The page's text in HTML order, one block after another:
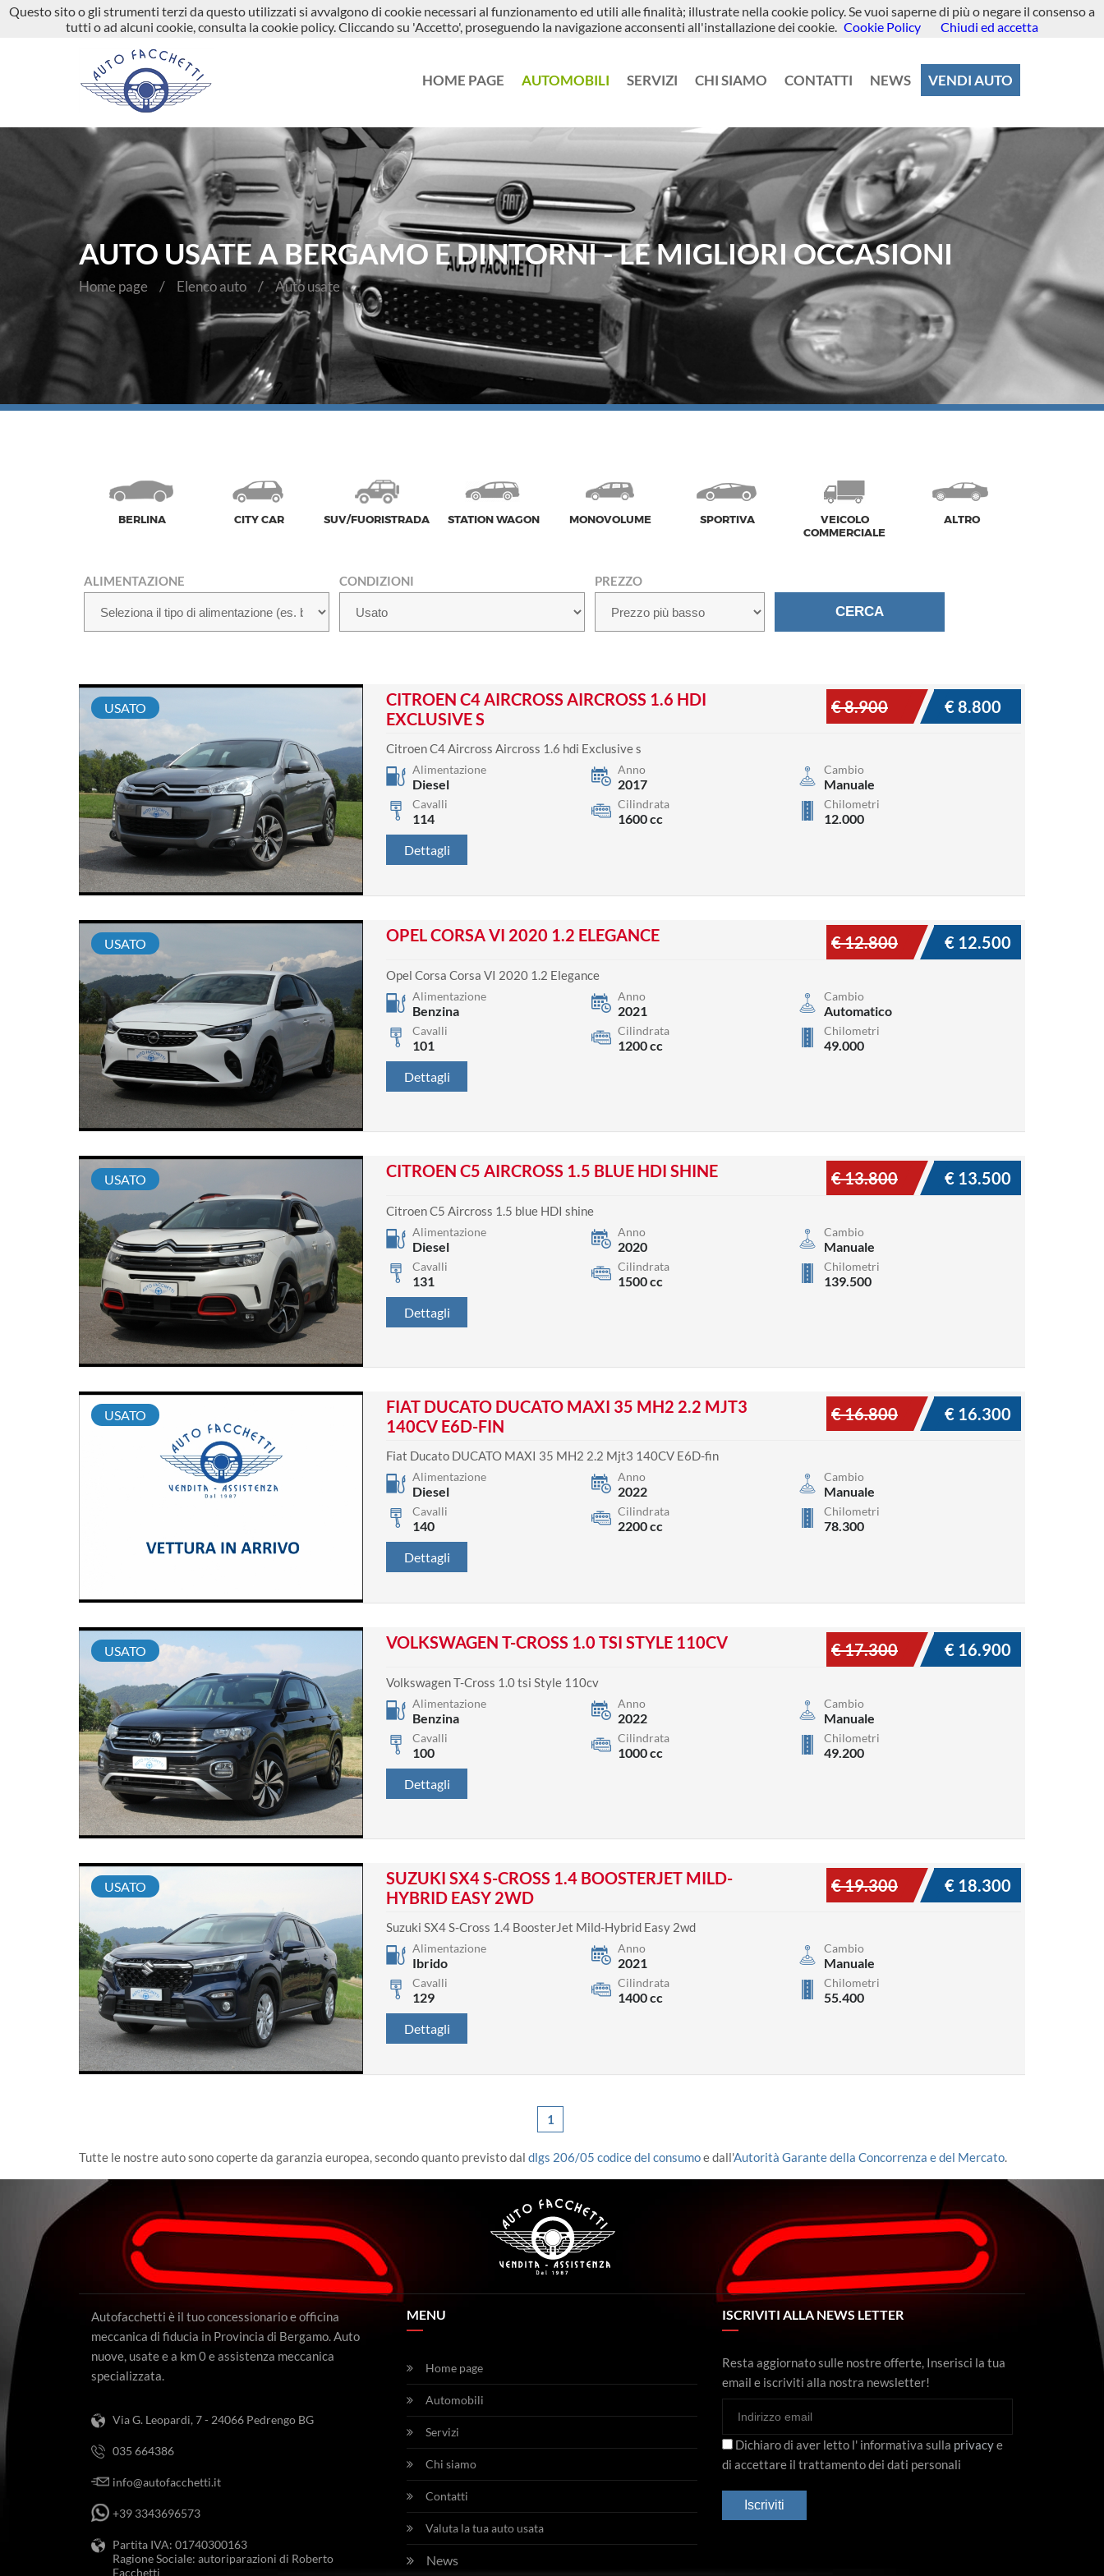
035 664386 info@autofacchetti.it Via G. Leopardi, 7 - 24066 Pedrengo BG +39 3343696573
HOME PAGE AUTOMOBILI SERVIZI CHI SIAMO CONTATTI NEWS VENDI AUTO
AUTO USATE A BERGAMO E DINTORNI - LE MIGLIORI OCCASIONI
Home page Elenco auto Auto usate
BERLINA CITY CAR SUV/FUORISTRADA STATION WAGON MONOVOLUME SPORTIVA
VEICOLO
COMMERCIALE
ALTRO
ALIMENTAZIONE CONDIZIONI PREZZO
USATO
CITROEN C4 AIRCROSS AIRCROSS 1.6 HDI
EXCLUSIVE S
€ 8.800
€ 8.900
Citroen C4 Aircross Aircross 1.6 hdi Exclusive s
Alimentazione
Diesel
Anno
2017
Cambio
Manuale
Cavalli
114
Cilindrata
1600 cc
Chilometri
12.000
Dettagli
USATO OPEL CORSA VI 2020 1.2 ELEGANCE € 12.500
€ 12.800
Opel Corsa Corsa VI 2020 1.2 Elegance
Alimentazione
Benzina
Anno
2021
Cambio
Automatico
Cavalli
101
Cilindrata
1200 cc
Chilometri
49.000
Dettagli
USATO CITROEN C5 AIRCROSS 1.5 BLUE HDI SHINE € 13.500
€ 13.800
Citroen C5 Aircross 1.5 blue HDI shine
Alimentazione
Diesel
Anno
2020
Cambio
Manuale
Cavalli
131
Cilindrata
1500 cc
Chilometri
139.500
Dettagli
USATO
FIAT DUCATO DUCATO MAXI 35 MH2 2.2 MJT3
140CV E6D-FIN
€ 16.300
€ 16.800
Fiat Ducato DUCATO MAXI 35 MH2 2.2 Mjt3 140CV E6D-fin
Alimentazione
Diesel
Anno
2022
Cambio
Manuale
Cavalli
140
Cilindrata
2200 cc
Chilometri
78.300
Dettagli
USATO VOLKSWAGEN T-CROSS 1.0 TSI STYLE 110CV € 16.900
€ 17.300
Volkswagen T-Cross 1.0 tsi Style 110cv
Alimentazione
Benzina
Anno
2022
Cambio
Manuale
Cavalli
100
Cilindrata
1000 cc
Chilometri
49.200
Dettagli
USATO
SUZUKI SX4 S-CROSS 1.4 BOOSTERJET MILD-
HYBRID EASY 2WD
€ 18.300
€ 19.300
Suzuki SX4 S-Cross 1.4 BoosterJet Mild-Hybrid Easy 2wd
Alimentazione
Ibrido
Anno
2021
Cambio
Manuale
Cavalli
129
Cilindrata
1400 cc
Chilometri
55.400
Dettagli
1
Tutte le nostre auto sono coperte da garanzia europea, secondo quanto previsto dal dlgs 206/05 codice del consumoe dall'Autorità Garante della Concorrenza e del Mercato.
Autofacchetti è il tuo concessionario e officina
meccanica di fiducia in Provincia di Bergamo. Auto
nuove, usate e a km 0 e assistenza meccanica
specializzata.
Via G. Leopardi, 7 - 24066 Pedrengo BG
035 664386
info@autofacchetti.it
+39 3343696573
Partita IVA: 01740300163
Ragione Sociale: autoriparazioni di Roberto
Facchetti
MENU
Home page
Automobili
Servizi
Chi siamo
Contatti
Valuta la tua auto usata
News
ISCRIVITI ALLA NEWS LETTER
Resta aggiornato sulle nostre offerte, Inserisci la tua
email e iscriviti alla nostra newsletter!
Dichiaro di aver letto l' informativa sulla privacye
di accettare il trattamento dei dati personali
Iscriviti
Questo sito o gli strumenti terzi da questo utilizzati si avvalgono di cookie necessari al funzionamento ed utili alle finalità; illustrate nella cookie policy. Se vuoi saperne di più o negare il consenso a
tutti o ad alcuni cookie, consulta la cookie policy. Cliccando su 'Accetto', proseguendo la navigazione acconsenti all'installazione dei cookie. Cookie Policy Chiudi ed accetta